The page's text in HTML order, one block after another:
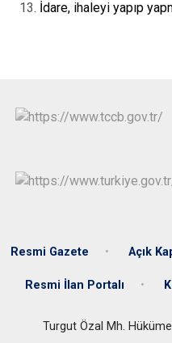
İdare, ihaleyi yapıp
Resmi Gazete Açık
Resmi İlan Portalı
Turgut Özal Mh.